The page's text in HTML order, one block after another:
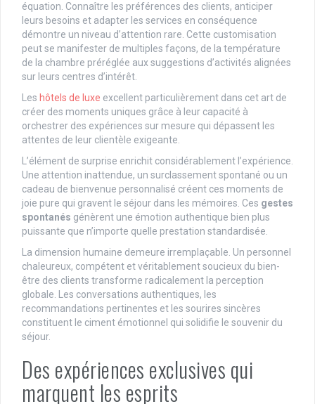
équation. Connaître les préférences des clients, anticiper
leurs besoins et adapter les services en conséquence
démontre un niveau d’attention rare. Cette customisation
peut se manifester de multiples façons, de la température
de la chambre préréglée aux suggestions d’activités alignées
sur leurs centres d’intérêt.
Les hôtels de luxe excellent particulièrement dans cet art de
créer des moments uniques grâce à leur capacité à
orchestrer des expériences sur mesure qui dépassent les
attentes de leur clientèle exigeante.
L’élément de surprise enrichit considérablement l’expérience.
Une attention inattendue, un surclassement spontané ou un
cadeau de bienvenue personnalisé créent ces moments de
joie pure qui gravent le séjour dans les mémoires. Ces gestes
spontanés génèrent une émotion authentique bien plus
puissante que n’importe quelle prestation standardisée.
La dimension humaine demeure irremplaçable. Un personnel
chaleureux, compétent et véritablement soucieux du bien-
être des clients transforme radicalement la perception
globale. Les conversations authentiques, les
recommandations pertinentes et les sourires sincères
constituent le ciment émotionnel qui solidifie le souvenir du
séjour.
Des expériences exclusives qui
marquent les esprits